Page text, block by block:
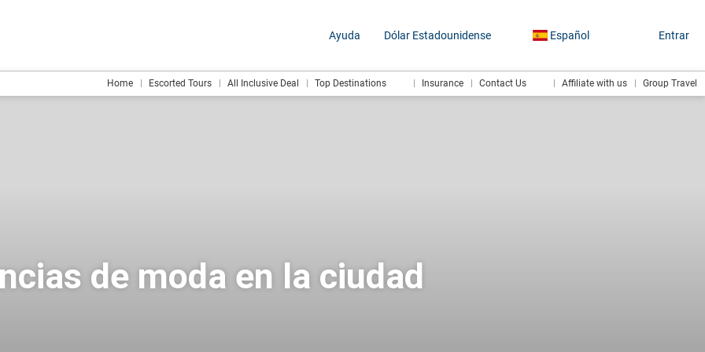
Ayuda Dólar Estadounidense Español Entrar
Home Escorted Tours All Inclusive Deal Top Destinations Insurance Contact Us Affiliate with us Group Travel
de moda en la ciudad